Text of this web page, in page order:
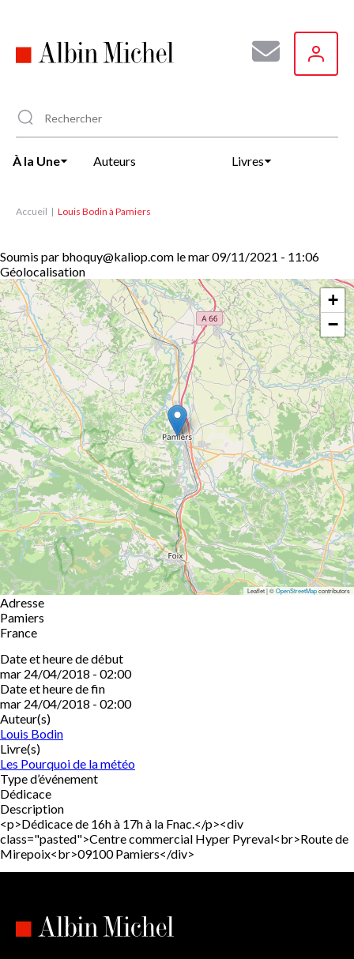
principal
À la Une Auteurs Livres
Accueil Louis Bodin à Pamiers
Soumis par bhoquy@kaliop.com lemar 09/11/2021 - 11:06
Géolocalisation
+
−
Leaflet | ©OpenStreetMapcontributors
Adresse
Pamiers
France
Date et heure de début
mar 24/04/2018 - 02:00
Date et heure de fin
mar 24/04/2018 - 02:00
Auteur(s)
Louis Bodin
Livre(s)
Les Pourquoi de la météo
Type d’événement
Dédicace
Description
<p>Dédicace de 16h à 17h à la Fnac.</p><div
class="pasted">Centre commercial Hyper Pyreval<br>Route de
Mirepoix<br>09100 Pamiers</div>